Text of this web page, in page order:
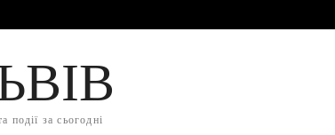
події за сьогодні